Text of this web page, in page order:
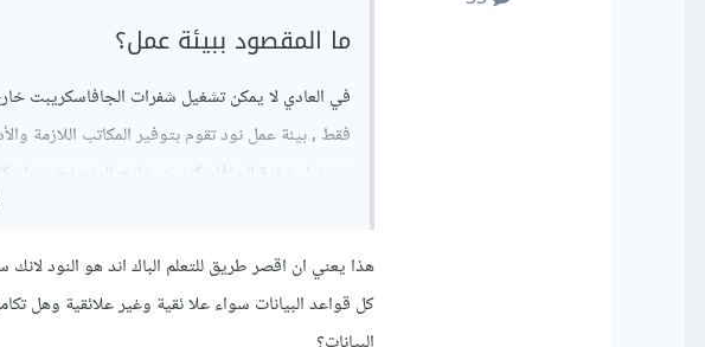
ما المقصود ببيئة عمل؟
في العادي لا يمكن تشغيل شفرات الجافاسكريبت
بتشغيل شفرة الجافاسكريبت خارج المتصفح
هذا يعني ان اقصر طريق للتعلم الباك اند هو النود
كل قواعد البيانات سواء علا ئقية وغير علائقية وهل